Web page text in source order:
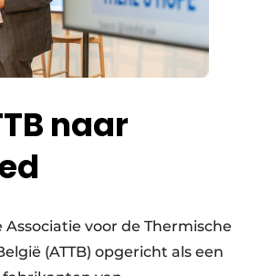
naar
Associatie voor de Thermische
(ATTB) opgericht als een